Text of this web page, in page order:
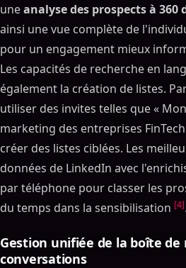
uneanalyse des prospects à 360
ainsi une vue complète de
pour un engagement mieux
Les capacités de recherche en
également la création de listes.
utiliser des invites telles que «
marketing des entreprises
créer des listes ciblées. Les
données de LinkedIn avec
par téléphone pour classer les
du temps dans la sensibilisation [4].
Gestion unifiée de la boîte
conversations